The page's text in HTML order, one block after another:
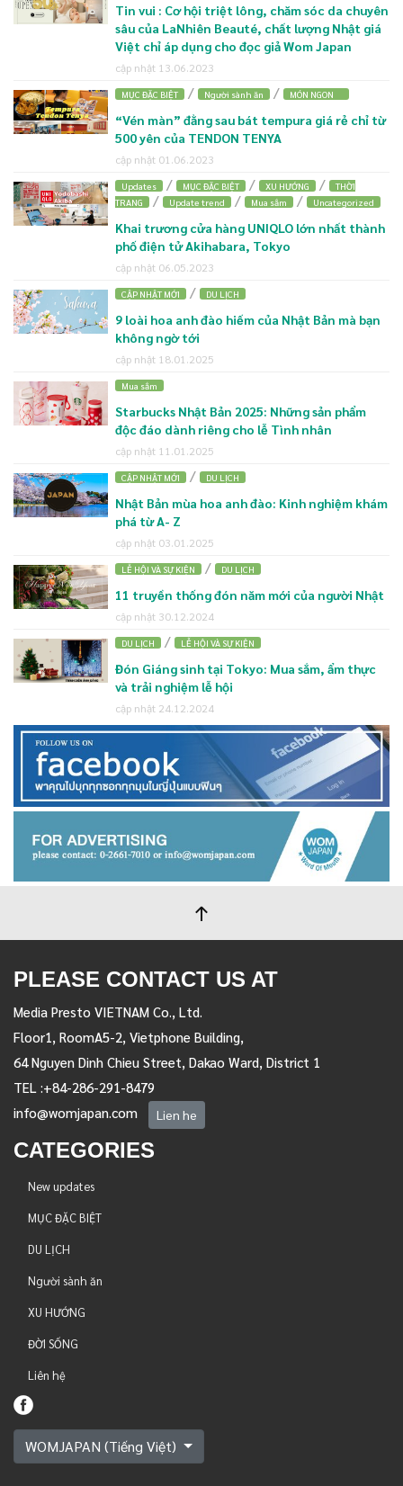
Tin vui : Cơ hội triệt lông, chăm sóc da chuyên
sâu của LaNhiên Beauté, chất lượng Nhật giá
Việt chỉ áp dụng cho đọc giả Wom Japan
cập nhật 13.06.2023
MỤC ĐẶC BIỆT / Người sành ăn / MÓN NGON
“Vén màn” đằng sau bát tempura giá rẻ chỉ từ
500 yên của TENDON TENYA
cập nhật 01.06.2023
Updates / MỤC ĐẶC BIỆT / XU HƯỚNG /
THỜI
TRANG / Update trend / Mua sắm / Uncategorized
Khai trương cửa hàng UNIQLO lớn nhất thành
phố điện tử Akihabara, Tokyo
cập nhật 06.05.2023
CẬP NHẬT MỚI / DU LỊCH
9 loài hoa anh đào hiếm của Nhật Bản mà bạn
không ngờ tới
cập nhật 18.01.2025
Mua sắm
Starbucks Nhật Bản 2025: Những sản phẩm
độc đáo dành riêng cho lễ Tình nhân
cập nhật 11.01.2025
CẬP NHẬT MỚI / DU LỊCH
Nhật Bản mùa hoa anh đào: Kinh nghiệm khám
phá từ A- Z
cập nhật 03.01.2025
LỄ HỘI VÀ SỰ KIỆN / DU LỊCH
11 truyền thống đón năm mới của người Nhật
cập nhật 30.12.2024
DU LỊCH / LỄ HỘI VÀ SỰ KIỆN
Đón Giáng sinh tại Tokyo: Mua sắm, ẩm thực
và trải nghiệm lễ hội
cập nhật 24.12.2024
PLEASE CONTACT US AT
Media Presto VIETNAM Co., Ltd.
Floor1, RoomA5-2, Vietphone Building,
64 Nguyen Dinh Chieu Street, Dakao Ward, District 1
TEL :+84-286-291-8479
info@womjapan.com
Lien he
CATEGORIES
New updates
MỤC ĐẶC BIỆT
DU LỊCH
Người sành ăn
XU HƯỚNG
ĐỜI SỐNG
Liên hệ
WOMJAPAN (Tiếng Việt)